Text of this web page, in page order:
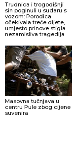
Trudnica i trogodišnji
sin poginuli u sudaru s
vozom: Porodica
očekivala treće dijete,
umjesto prinove stigla
nezamisliva tragedija
Masovna tučnjava u
centru Pule zbog cijene
suvenira